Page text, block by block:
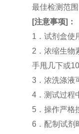
最佳检测范
[注意事项] ：
1．试剂盒使
2．浓缩生物
手甩几下或
3．浓洗涤液
4．测试过程
5．操作严格
6．配制试剂